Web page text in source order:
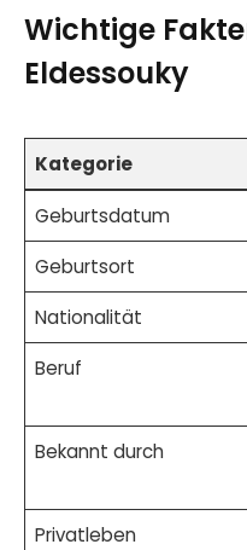
Wichtige
Eldessouky
Kategorie
Geburtsdatum
Geburtsort
Nationalität
Beruf
Bekannt durch
Privatleben